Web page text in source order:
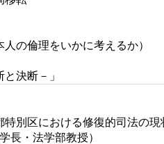
人の倫理をいかに考えるか）
決断－」
特別区における修復的司法の現
長・法学部教授）